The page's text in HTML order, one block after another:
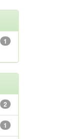
1
2
1